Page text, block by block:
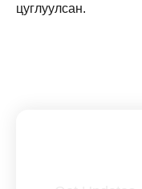
цуглуулсан.